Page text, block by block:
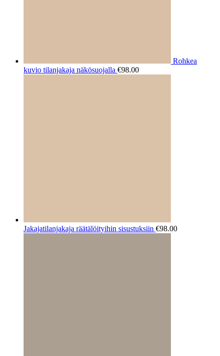
Rohkea
kuvio tilanjakaja näkösuojalla €98.00
Jakajatilanjakaja räätälöityihin sisustuksiin €98.00